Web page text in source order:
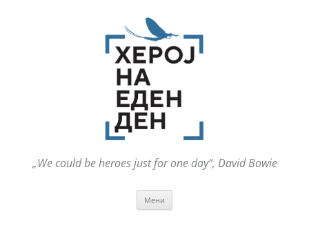
„We could be heroes just for one day“, David Bowie
Мени